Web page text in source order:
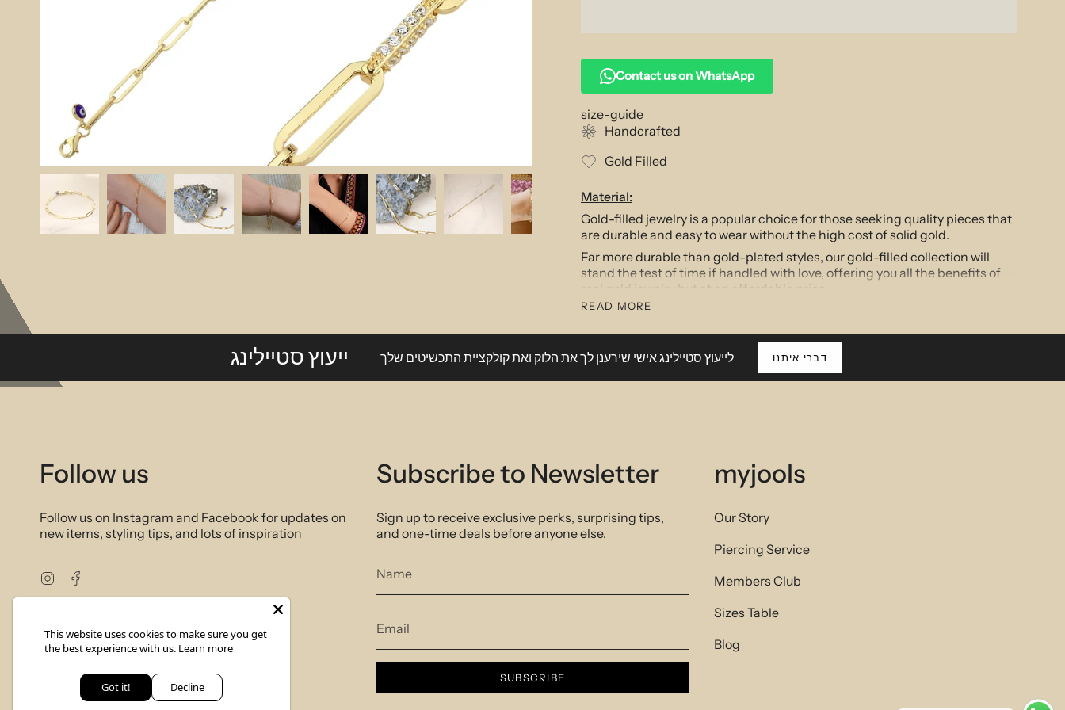
Contact us on WhatsApp
size-guide
Handcrafted
Gold Filled
Material:
Gold-filled jewelry is a popular choice for those seeking quality pieces that
are durable and easy to wear without the high cost of solid gold.
Far more durable than gold-plated styles, our gold-filled collection will
stand the test of time if handled with love, offering you all the benefits of
real gold jewelry but at an affordable price
Description:
This modern interpretation of a design classic is a must have for any
jewelery lover. With just the right amount of sparkle this piece will turn
heads
16cm+2cm extension
READ MORE
ייעוץ סטיילינג לייעוץ סטיילינג אישי שירענן לך את הלוק ואת קולקציית התכשיטים שלך דברי איתנו
Follow us
Follow us on Instagram and Facebook for updates on
new items, styling tips, and lots of inspiration
Instagram
Subscribe to Newsletter
Sign up to receive exclusive perks, surprising tips,
and one-time deals before anyone else.
SUBSCRIBE
myjools
Our Story
Piercing Service
Members Club
Sizes Table
Blog
This website uses cookies to make sure you get
the best experience with us. Learn more
Got it! Decline